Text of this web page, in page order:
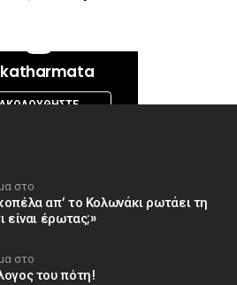
PDT. The current time is Thursday, 06-
στο
απ’ το Κολωνάκι ρωτάει τη
είναι έρωτας;»
στο
του πότη!